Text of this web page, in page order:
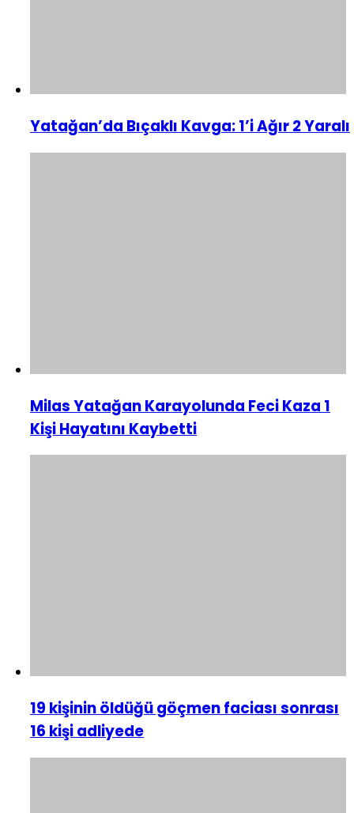
Yatağan’da Bıçaklı Kavga: 1’i Ağır 2 Yaralı
Milas Yatağan Karayolunda Feci Kaza 1
Kişi Hayatını Kaybetti
19 kişinin öldüğü göçmen faciası sonrası
16 kişi adliyede